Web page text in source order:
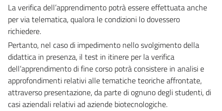
La verifica dell’apprendimento potrà essere effettuata anche
per via telematica, qualora le condizioni lo dovessero
richiedere.
Pertanto, nel caso di impedimento nello svolgimento della
didattica in presenza, il test in itinere per la verifica
dell’apprendimento di fine corso potrà consistere in analisi e
approfondimenti relativi alle tematiche teoriche affrontate,
attraverso presentazione, da parte di ognuno degli studenti, di
casi aziendali relativi ad aziende biotecnologiche.